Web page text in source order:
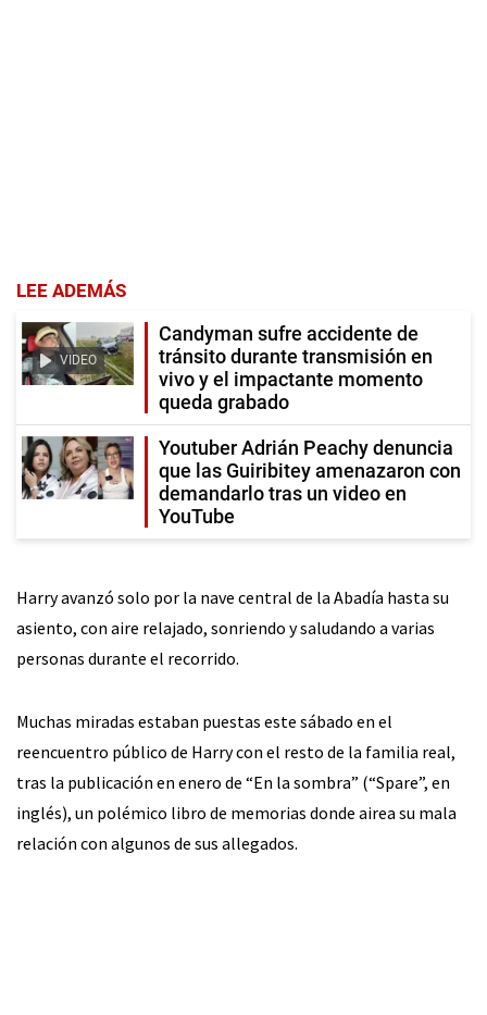
LEE ADEMÁS
VIDEO
Candyman sufre accidente de
tránsito durante transmisión en
vivo y el impactante momento
queda grabado
Youtuber Adrián Peachy denuncia
que las Guiribitey amenazaron con
demandarlo tras un video en
YouTube
Harry avanzó solo por la nave central de la Abadía hasta su
asiento, con aire relajado, sonriendo y saludando a varias
personas durante el recorrido.
Muchas miradas estaban puestas este sábado en el
reencuentro público de Harry con el resto de la familia real,
tras la publicación en enero de “En la sombra” (“Spare”, en
inglés), un polémico libro de memorias donde airea su mala
relación con algunos de sus allegados.